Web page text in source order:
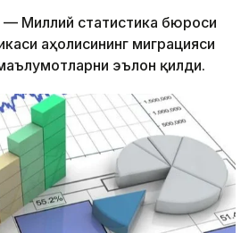
— Миллий статистика бюроси
аҳолисининг миграцияси
эълон қилди.